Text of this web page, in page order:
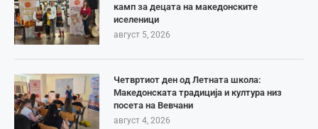
камп за децата на македонските
иселеници
август 5, 2026
Четвртиот ден од Летната школа:
Македонската традиција и култура низ
посета на Вевчани
август 4, 2026